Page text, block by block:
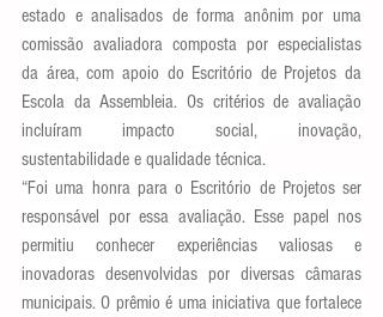
estado e analisados de forma anônim por uma
comissão avaliadora composta por especialistas
da área, com apoio do Escritório de Projetos da
Escola da Assembleia. Os critérios de avaliação
incluíram impacto social, inovação,
sustentabilidade e qualidade técnica.
“Foi uma honra para o Escritório de Projetos ser
responsável por essa avaliação. Esse papel nos
permitiu conhecer experiências valiosas e
inovadoras desenvolvidas por diversas câmaras
municipais. O prêmio é uma iniciativa que fortalece